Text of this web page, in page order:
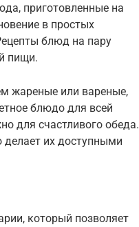
приготовленные на
в простых
блюд на пару
пищи.
жареные или вареные,
блюдо для всей
для счастливого обеда.
делает их доступными
который позволяет